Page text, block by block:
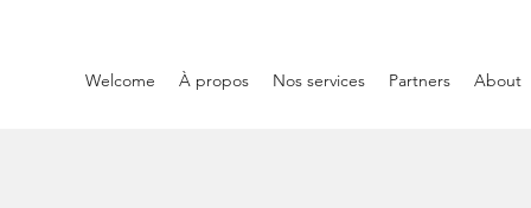
Welcome À propos Nos services Partners About